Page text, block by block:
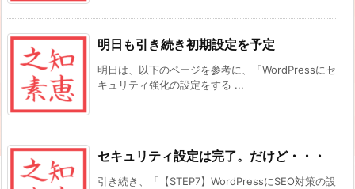
明日も引き続き初期設定を予定
明日は、以下のページを参考に、「WordPressにセ
キュリティ強化の設定をする ...
セキュリティ設定は完了。だけど・・・
引き続き、「【STEP7】WordPressにSEO対策の設